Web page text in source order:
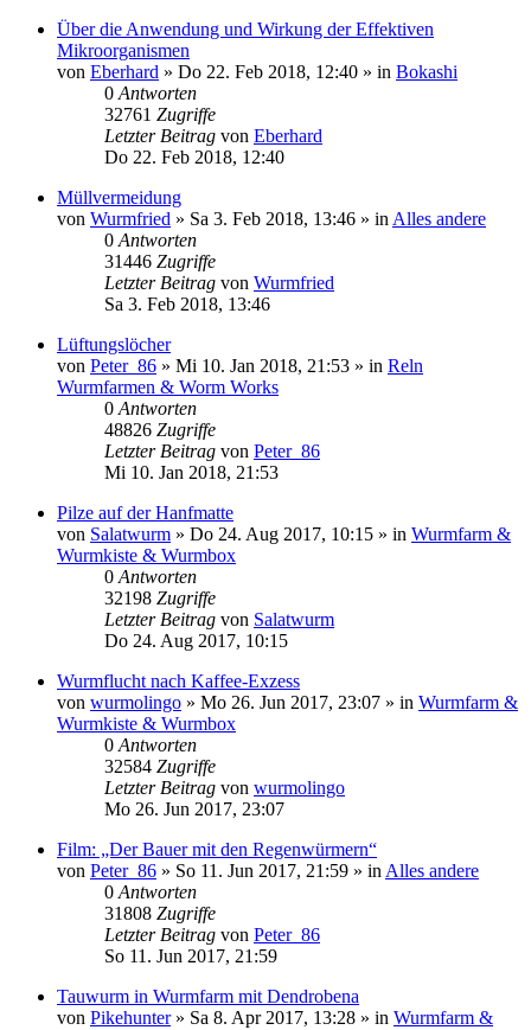
Über die Anwendung und Wirkung der Effektiven
Mikroorganismen
von Eberhard » Do 22. Feb 2018, 12:40 » in Bokashi
0 Antworten
32761 Zugriffe
Letzter Beitrag von Eberhard
Do 22. Feb 2018, 12:40
Müllvermeidung
von Wurmfried » Sa 3. Feb 2018, 13:46 » in Alles andere
0 Antworten
31446 Zugriffe
Letzter Beitrag von Wurmfried
Sa 3. Feb 2018, 13:46
Lüftungslöcher
von Peter_86 » Mi 10. Jan 2018, 21:53 » in Reln
Wurmfarmen & Worm Works
0 Antworten
48826 Zugriffe
Letzter Beitrag von Peter_86
Mi 10. Jan 2018, 21:53
Pilze auf der Hanfmatte
von Salatwurm » Do 24. Aug 2017, 10:15 » in Wurmfarm &
Wurmkiste & Wurmbox
0 Antworten
32198 Zugriffe
Letzter Beitrag von Salatwurm
Do 24. Aug 2017, 10:15
Wurmflucht nach Kaffee-Exzess
von wurmolingo » Mo 26. Jun 2017, 23:07 » in Wurmfarm &
Wurmkiste & Wurmbox
0 Antworten
32584 Zugriffe
Letzter Beitrag von wurmolingo
Mo 26. Jun 2017, 23:07
Film: „Der Bauer mit den Regenwürmern“
von Peter_86 » So 11. Jun 2017, 21:59 » in Alles andere
0 Antworten
31808 Zugriffe
Letzter Beitrag von Peter_86
So 11. Jun 2017, 21:59
Tauwurm in Wurmfarm mit Dendrobena
von Pikehunter» Sa 8. Apr 2017, 13:28 » in Wurmfarm &